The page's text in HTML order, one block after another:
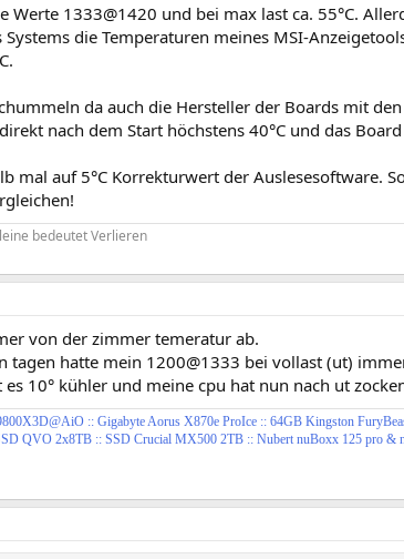
Werte 1333@1420 und bei max last ca. 55°C.
die Temperaturen meines MSI-
da auch die Hersteller der Boards mit
nach dem Start höchstens 40°C und das Board
mal auf 5°C Korrekturwert der Auslesesoftware.
bedeutet Verlieren
von der zimmer temeratur ab.
tagen hatte mein 1200@1333 bei vollast (ut)
10° kühler und meine cpu hat nun nach ut
@AiO :: Gigabyte Aorus X870e ProIce :: 64GB Kingston
QVO 2x8TB :: SSD Crucial MX500 2TB :: Nubert nuBoxx 125 pro &